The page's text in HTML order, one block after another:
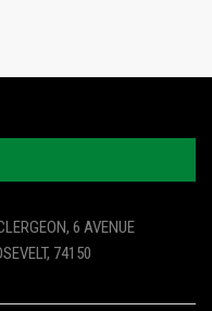
6 AVENUE
74150